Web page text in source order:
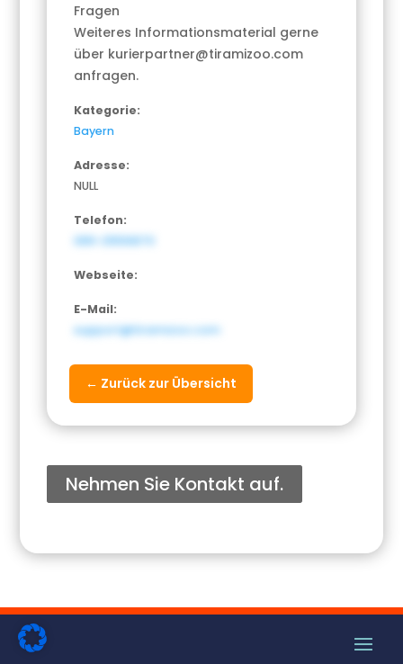
Fragen
Weiteres Informationsmaterial gerne
über kurierpartner@tiramizoo.com
anfragen.
Kategorie:
Bayern
Adresse:
NULL
Telefon:
089-21556870
Webseite:
E-Mail:
support@tiramizoo.com
← Zurück zur Übersicht
Nehmen Sie Kontakt auf.